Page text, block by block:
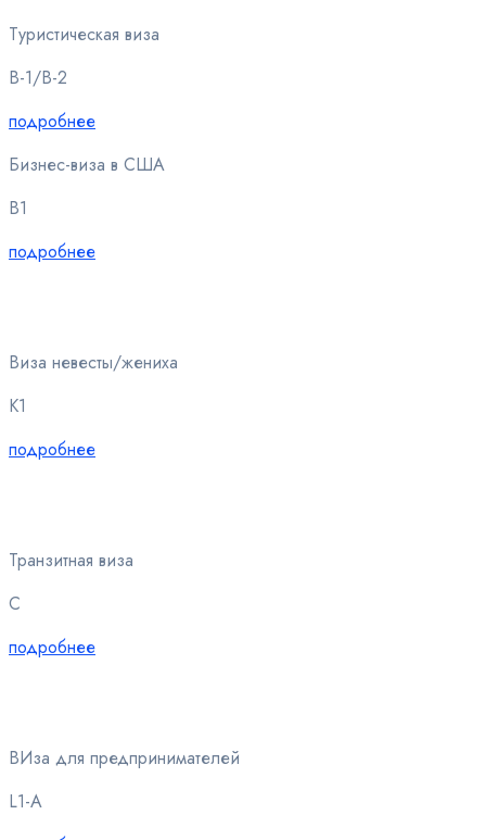
Туристическая виза
B-1/B-2
подробнее
Бизнес-виза в США
B1
подробнее
Виза невесты/жениха
K1
подробнее
Транзитная виза
C
подробнее
ВИза для предпринимателей
L1-A